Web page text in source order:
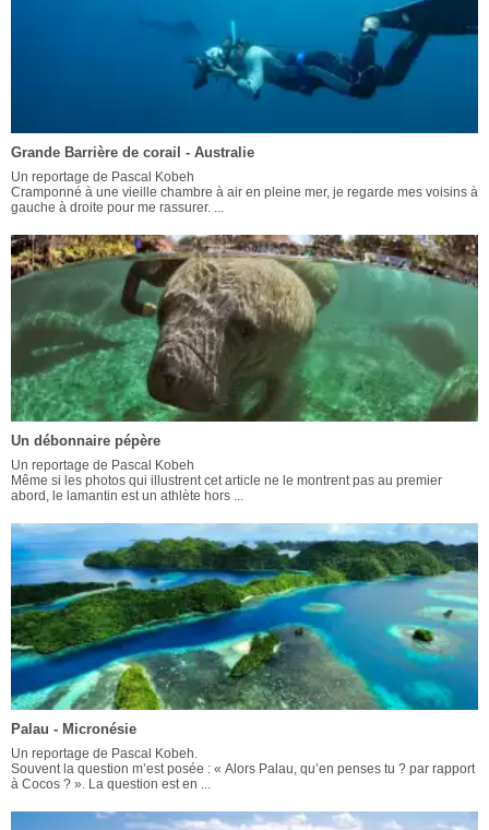
Grande Barrière de corail - Australie
Un reportage de Pascal Kobeh
Cramponné à une vieille chambre à air en pleine mer, je regarde mes voisins à
gauche à droite pour me rassurer. ...
Un débonnaire pépère
Un reportage de Pascal Kobeh
Même si les photos qui illustrent cet article ne le montrent pas au premier
abord, le lamantin est un athlète hors ...
Palau - Micronésie
Un reportage de Pascal Kobeh.
Souvent la question m’est posée : « Alors Palau, qu’en penses tu ? par rapport
à Cocos ? ». La question est en ...